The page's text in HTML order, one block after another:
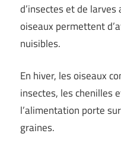
d’insectes et de
oiseaux permettent
nuisibles.
En hiver, les oiseaux
insectes, les chenilles
l’alimentation porte
graines.